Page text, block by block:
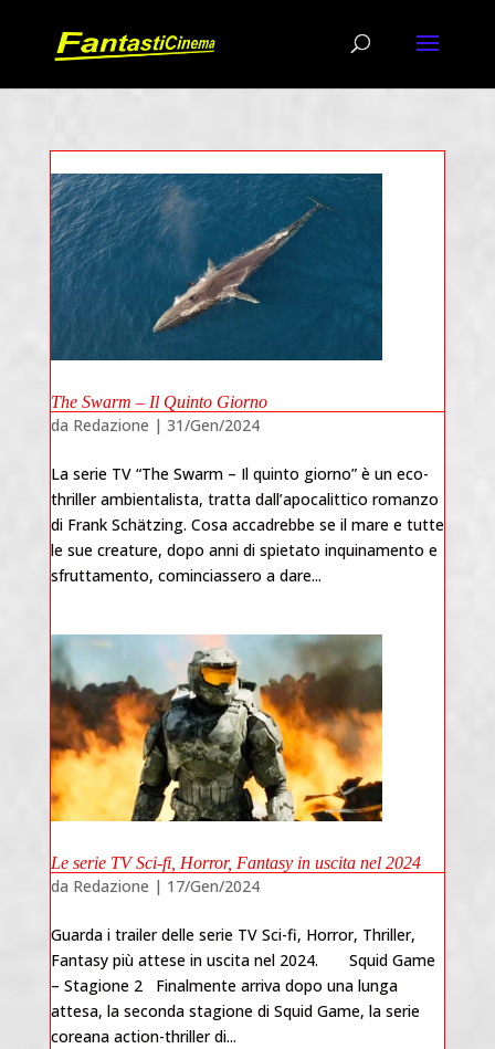
The Swarm – Il Quinto Giorno
da Redazione | 31/Gen/2024
La serie TV “The Swarm – Il quinto giorno” è un eco-
thriller ambientalista, tratta dall’apocalittico romanzo
di Frank Schätzing. Cosa accadrebbe se il mare e tutte
le sue creature, dopo anni di spietato inquinamento e
sfruttamento, cominciassero a dare...
Le serie TV Sci-fi, Horror, Fantasy in uscita nel 2024
da Redazione | 17/Gen/2024
Guarda i trailer delle serie TV Sci-fi, Horror, Thriller,
Fantasy più attese in uscita nel 2024. Squid Game
– Stagione 2 Finalmente arriva dopo una lunga
attesa, la seconda stagione di Squid Game, la serie
coreana action-thriller di...